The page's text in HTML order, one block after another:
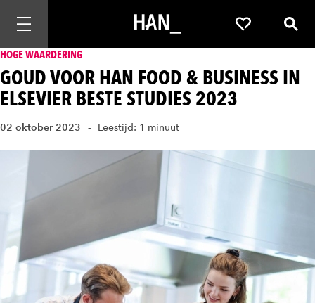
Mobiele navigatie openen Favorieten
HOGE WAARDERING
GOUD VOOR HAN FOOD & BUSINESS IN
ELSEVIER BESTE STUDIES 2023
02 oktober 2023 Leestijd: 1 minuut